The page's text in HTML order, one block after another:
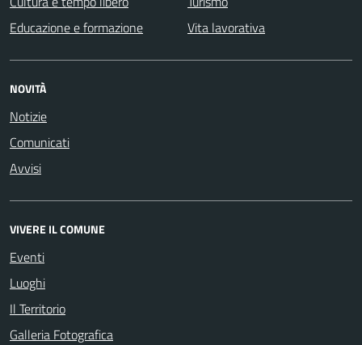
Educazione e formazione
Vita lavorativa
NOVITÀ
Notizie
Comunicati
Avvisi
VIVERE IL COMUNE
Eventi
Luoghi
Il Territorio
Galleria Fotografica